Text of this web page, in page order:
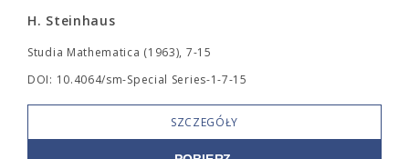
H. Steinhaus
Studia Mathematica (1963), 7-15
DOI: 10.4064/sm-Special Series-1-7-15
SZCZEGÓŁY